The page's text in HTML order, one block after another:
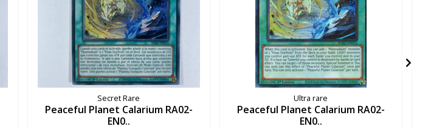
Secret Rare
Peaceful Planet Calarium RA02-
EN0..
Ultra rare
Peaceful Planet Calarium RA02-
EN0..